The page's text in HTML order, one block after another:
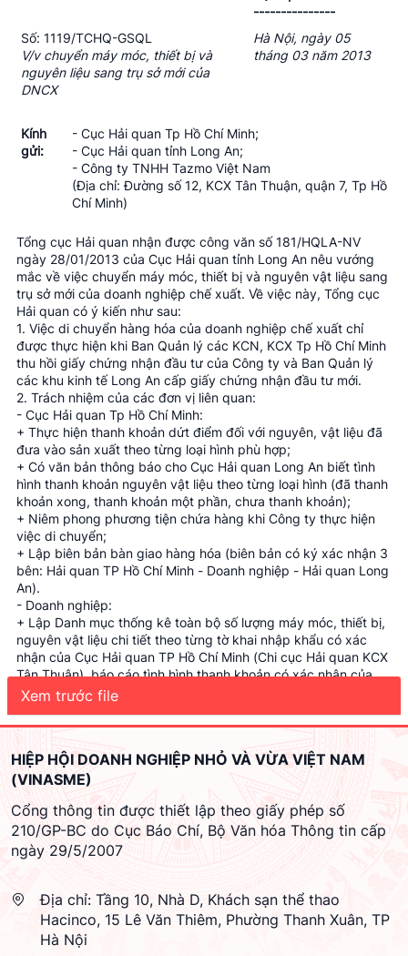
---------------
Số: 1119/TCHQ-GSQL
V/v chuyển máy móc, thiết bị và
nguyên liệu sang trụ sở mới của
DNCX
Hà Nội, ngày 05
tháng 03 năm 2013
Kính
gửi:
- Cục Hải quan Tp Hồ Chí Minh;
- Cục Hải quan tỉnh Long An;
- Công ty TNHH Tazmo Việt Nam
(Địa chỉ: Đường số 12, KCX Tân Thuận, quận 7, Tp Hồ
Chí Minh)
Tổng cục Hải quan nhận được công văn số 181/HQLA-NV
ngày 28/01/2013 của Cục Hải quan tỉnh Long An nêu vướng
mắc về việc chuyển máy móc, thiết bị và nguyên vật liệu sang
trụ sở mới của doanh nghiệp chế xuất. Về việc này, Tổng cục
Hải quan có ý kiến như sau:
1. Việc di chuyển hàng hóa của doanh nghiệp chế xuất chỉ
được thực hiện khi Ban Quản lý các KCN, KCX Tp Hồ Chí Minh
thu hồi giấy chứng nhận đầu tư của Công ty và Ban Quản lý
các khu kinh tế Long An cấp giấy chứng nhận đầu tư mới.
2. Trách nhiệm của các đơn vị liên quan:
- Cục Hải quan Tp Hồ Chí Minh:
+ Thực hiện thanh khoản dứt điểm đối với nguyên, vật liệu đã
đưa vào sản xuất theo từng loại hình phù hợp;
+ Có văn bản thông báo cho Cục Hải quan Long An biết tình
hình thanh khoản nguyên vật liệu theo từng loại hình (đã thanh
khoản xong, thanh khoản một phần, chưa thanh khoản);
+ Niêm phong phương tiện chứa hàng khi Công ty thực hiện
việc di chuyển;
+ Lập biên bản bàn giao hàng hóa (biên bản có ký xác nhận 3
bên: Hải quan TP Hồ Chí Minh - Doanh nghiệp - Hải quan Long
An).
- Doanh nghiệp:
+ Lập Danh mục thống kê toàn bộ số lượng máy móc, thiết bị,
nguyên vật liệu chi tiết theo từng tờ khai nhập khẩu có xác
nhận của Cục Hải quan TP Hồ Chí Minh (Chi cục Hải quan KCX
Tân Thuận), báo cáo tình hình thanh khoản có xác nhận của
Cục Hải quan TP Hồ Chí Minh (Chi cục Hải quan KCX Tân
quan Bến Lức - Cục Hải quan Long An để theo dõi, quản lý.
cũng như vận chuyển đúng tuyến đường quy định (có biên
bản xác nhận bàn giao hàng hóa vận chuyển giữa Chi cục Hải
cục Hải quan Bến Lức - Cục Hải quan tỉnh Long An).
+ Bàn giao hồ sơ hải quan cho Cục Hải quan Long An theo dõi,
quản lý (nếu có).
- Cục Hải quan Long An:
tế doanh nghiệp chuyển đến với danh mục do doanh nghiệp
lập và biên bản bàn giao của Cục Hải quan Tp Hồ Chí Minh.
+ Theo dõi tiếp nguyên phụ liệu chưa thanh khoản (nếu có).
Tổng cục Hải quan hướng dẫn để các đơn vị hải quan và
Xem trước file
HIỆP HỘI DOANH NGHIỆP NHỎ VÀ VỪA VIỆT NAM
(VINASME)
Cổng thông tin được thiết lập theo giấy phép số
210/GP-BC do Cục Báo Chí, Bộ Văn hóa Thông tin cấp
ngày 29/5/2007
Địa chỉ: Tầng 10, Nhà D, Khách sạn thể thao
Hacinco, 15 Lê Văn Thiêm, Phường Thanh Xuân, TP
Hà Nội